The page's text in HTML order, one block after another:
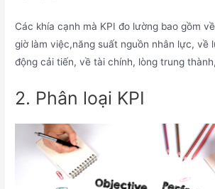
Các khía cạnh mà KPI đo lường bao gồm
giờ làm việc,năng suất nguồn nhân lực, về
động cải tiến, về tài chính, lòng trung
2. Phân loại KPI